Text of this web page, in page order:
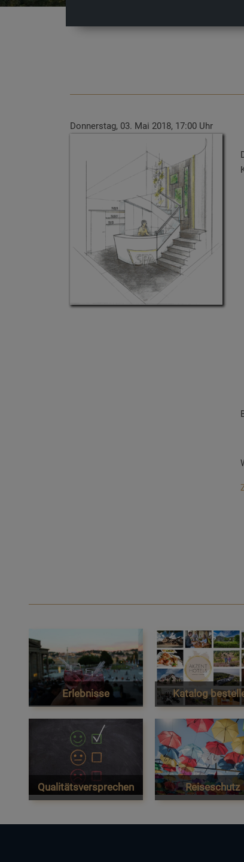
Donnerstag, 03. Mai 2018, 17:00 Uhr
Erlebnisse Katalog
Qualitätsversprechen Reiseschutz